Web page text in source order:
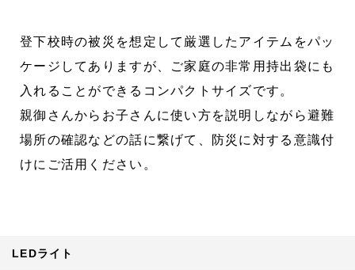
登下校時の被災を想定して厳選したアイテムをパッ
ケージしてありますが、ご家庭の非常用持出袋にも
入れることができるコンパクトサイズです。
親御さんからお子さんに使い方を説明しながら避難
場所の確認などの話に繋げて、防災に対する意識付
けにご活用ください。
LEDライト